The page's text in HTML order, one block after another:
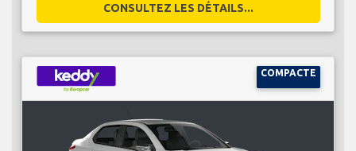
CONSULTEZ LES DÉTAILS...
COMPACTE